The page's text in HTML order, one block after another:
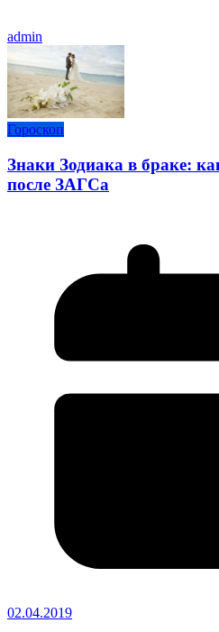
admin
Гороскоп
Знаки Зодиака в браке:
после ЗАГСа
02.04.2019